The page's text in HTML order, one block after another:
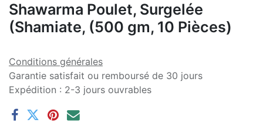
Shawarma Poulet, Surgelée
(Shamiate, (500 gm, 10 Pièces)
Conditions générales
Garantie satisfait ou remboursé de 30 jours
Expédition : 2-3 jours ouvrables